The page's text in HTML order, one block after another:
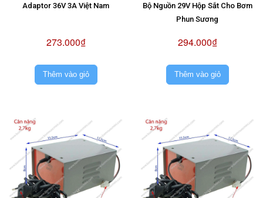
Adaptor 36V 3A Việt Nam
273.000₫
Thêm vào giỏ
Bộ Nguồn 29V Hộp Sắt Cho Bơm
Phun Sương
294.000₫
Thêm vào giỏ